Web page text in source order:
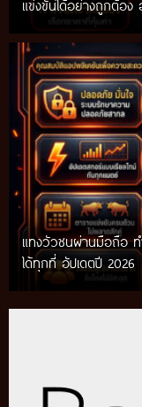
แข่งขันได้อย่างถูกต้อง
แทงวัวชนผ่านมือถือ ท
ได้ทุกที่ อัปเดตปี 2026